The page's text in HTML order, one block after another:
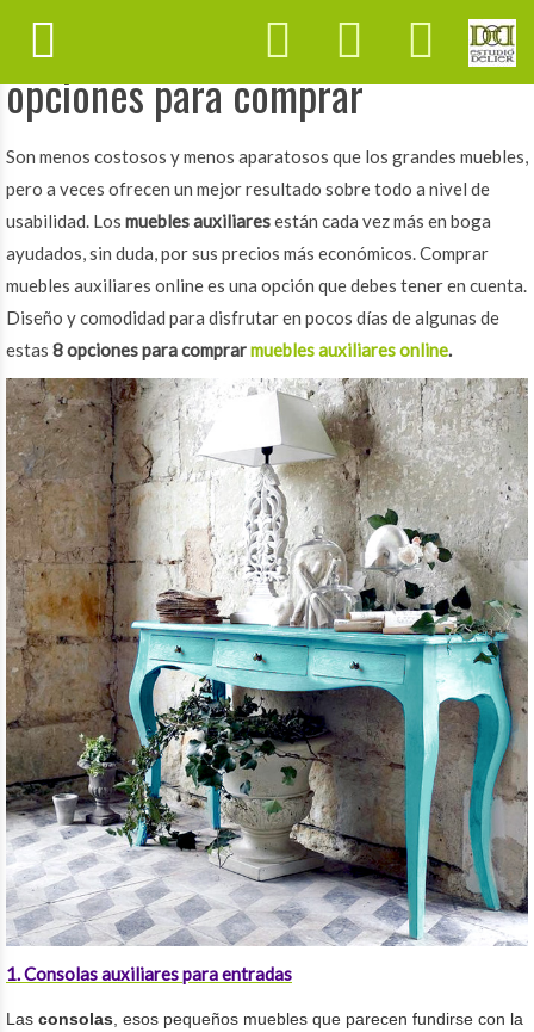
Muebles Auxiliares online 10
opciones para comprar
Son menos costosos y menos aparatosos que los grandes muebles,
pero a veces ofrecen un mejor resultado sobre todo a nivel de
usabilidad. Los muebles auxiliaresestán cada vez más en boga
ayudados, sin duda, por sus precios más económicos. Comprar
muebles auxiliares online es una opción que debes tener en cuenta.
Diseño y comodidad para disfrutar en pocos días de algunas de
estas 8 opciones para comprarmuebles auxiliares online.
1. Consolas auxiliares para entradas
Las consolas , esos pequeños muebles que parecen fundirse con la